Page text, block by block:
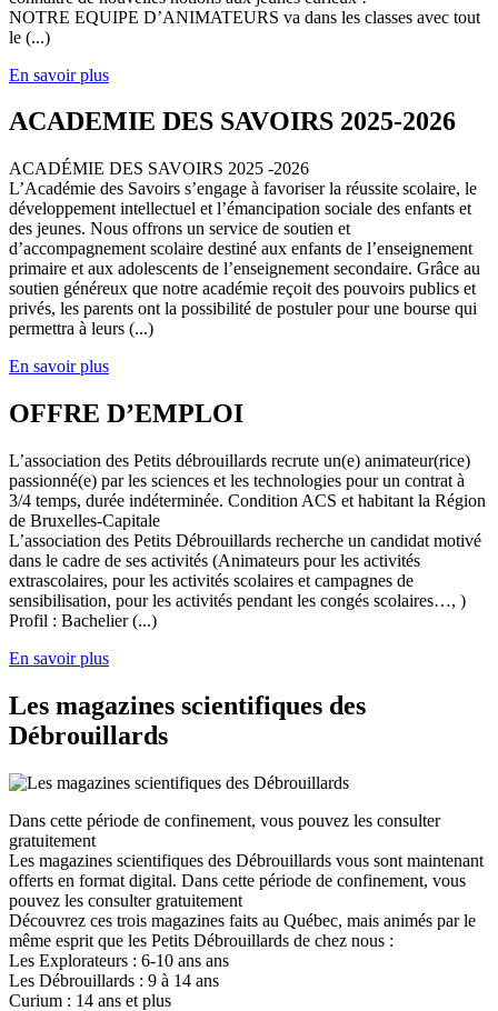
NOTRE EQUIPE D’ANIMATEURS va dans les classes avec tout
le (...)
En savoir plus
ACADEMIE DES SAVOIRS 2025-2026
ACADÉMIE DES SAVOIRS 2025 -2026
L’Académie des Savoirs s’engage à favoriser la réussite scolaire, le
développement intellectuel et l’émancipation sociale des enfants et
des jeunes. Nous offrons un service de soutien et
d’accompagnement scolaire destiné aux enfants de l’enseignement
primaire et aux adolescents de l’enseignement secondaire. Grâce au
soutien généreux que notre académie reçoit des pouvoirs publics et
privés, les parents ont la possibilité de postuler pour une bourse qui
permettra à leurs (...)
En savoir plus
OFFRE D’EMPLOI
L’association des Petits débrouillards recrute un(e) animateur(rice)
passionné(e) par les sciences et les technologies pour un contrat à
3/4 temps, durée indéterminée. Condition ACS et habitant la Région
de Bruxelles-Capitale
L’association des Petits Débrouillards recherche un candidat motivé
dans le cadre de ses activités (Animateurs pour les activités
extrascolaires, pour les activités scolaires et campagnes de
sensibilisation, pour les activités pendant les congés scolaires…, )
Profil : Bachelier (...)
En savoir plus
Les magazines scientifiques des
Débrouillards
Dans cette période de confinement, vous pouvez les consulter
gratuitement
Les magazines scientifiques des Débrouillards vous sont maintenant
offerts en format digital. Dans cette période de confinement, vous
pouvez les consulter gratuitement
Découvrez ces trois magazines faits au Québec, mais animés par le
même esprit que les Petits Débrouillards de chez nous :
Les Explorateurs : 6-10 ans ans
Les Débrouillards : 9 à 14 ans
Curium : 14 ans et plus